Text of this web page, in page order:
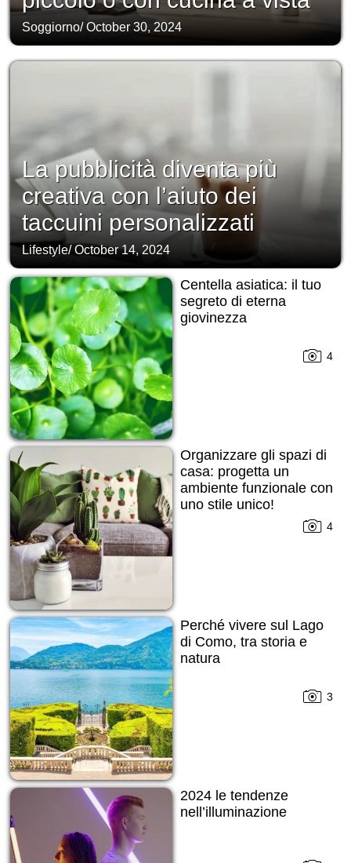
Soggiorno/October 30, 2024
La pubblicità diventa più
creativa con l’aiuto dei
taccuini personalizzati
Lifestyle/October 14, 2024
Centella asiatica: il tuo
segreto di eterna
giovinezza
4
Organizzare gli spazi di
casa: progetta un
ambiente funzionale con
uno stile unico!
4
Perché vivere sul Lago
di Como, tra storia e
natura
3
2024 le tendenze
nell’illuminazione